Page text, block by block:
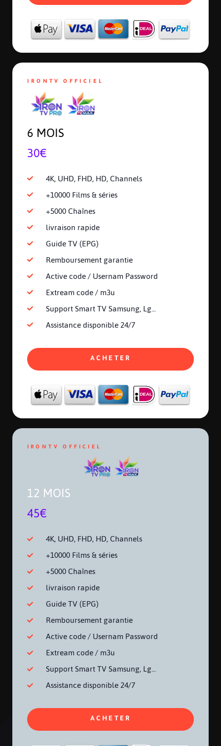
IRONTV OFFICIEL
6 MOIS
30€
4K, UHD, FHD, HD, Channels
+10000 Films & séries
+5000 Chaînes
livraison rapide
Guide TV (EPG)
Remboursement garantie
Active code / Usernam Password
Extream code / m3u
Support Smart TV Samsung, Lg...
Assistance disponible 24/7
ACHETER
IRONTV OFFICIEL
12 MOIS
45€
4K, UHD, FHD, HD, Channels
+10000 Films & séries
+5000 Chaînes
livraison rapide
Guide TV (EPG)
Remboursement garantie
Active code / Usernam Password
Extream code / m3u
Support Smart TV Samsung, Lg...
Assistance disponible 24/7
ACHETER